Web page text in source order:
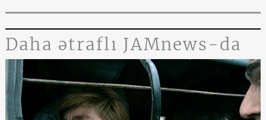
Daha ətraflı JAMnews-da